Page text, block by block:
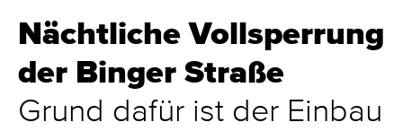
Nächtliche Vollsperrung
der Binger Straße
Grund dafür ist der Einbau